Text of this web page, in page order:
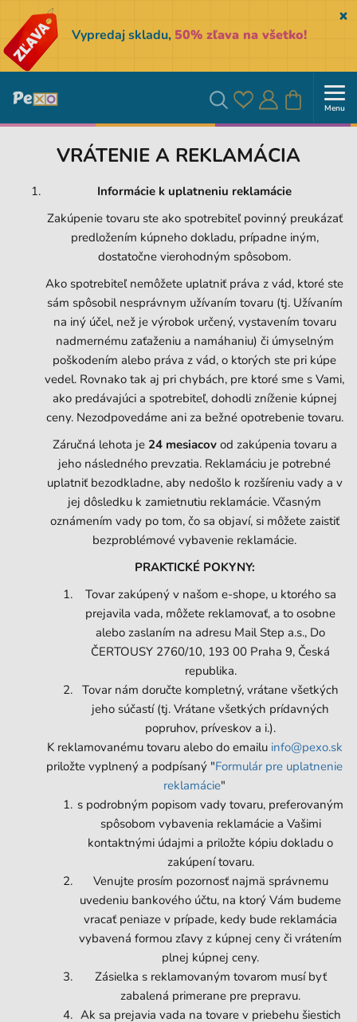
Vypredaj skladu, 50% zľava na všetko!
Vyhľadávanie
Obľúbené
Prihlásiť
Košík Menu
VRÁTENIE A REKLAMÁCIA
Informácie k uplatneniu reklamácie
Zakúpenie tovaru ste ako spotrebiteľ povinný preukázať
predložením kúpneho dokladu, prípadne iným,
dostatočne vierohodným spôsobom.
Ako spotrebiteľ nemôžete uplatniť práva z vád, ktoré ste
sám spôsobil nesprávnym užívaním tovaru (tj. Užívaním
na iný účel, než je výrobok určený, vystavením tovaru
nadmernému zaťaženiu a namáhaniu) či úmyselným
poškodením alebo práva z vád, o ktorých ste pri kúpe
vedel. Rovnako tak aj pri chybách, pre ktoré sme s Vami,
ako predávajúci a spotrebiteľ, dohodli zníženie kúpnej
ceny. Nezodpovedáme ani za bežné opotrebenie tovaru.
Záručná lehota je 24 mesiacovod zakúpenia tovaru a
jeho následného prevzatia. Reklamáciu je potrebné
uplatniť bezodkladne, aby nedošlo k rozšíreniu vady a v
jej dôsledku k zamietnutiu reklamácie. Včasným
oznámením vady po tom, čo sa objaví, si môžete zaistiť
bezproblémové vybavenie reklamácie.
PRAKTICKÉ POKYNY:
Tovar zakúpený v našom e-shope, u ktorého sa
prejavila vada, môžete reklamovať, a to osobne
alebo zaslaním na adresu Mail Step a.s., Do
ČERTOUSY 2760/10, 193 00 Praha 9, Česká
republika.
Tovar nám doručte kompletný, vrátane všetkých
jeho súčastí (tj. Vrátane všetkých prídavných
popruhov, príveskov a i.).
K reklamovanému tovaru alebo do emailu info@pexo.sk
priložte vyplnený a podpísaný "Formulár pre uplatnenie
reklamácie"
s podrobným popisom vady tovaru, preferovaným
spôsobom vybavenia reklamácie a Vašimi
kontaktnými údajmi a priložte kópiu dokladu o
zakúpení tovaru.
Venujte prosím pozornosť najmä správnemu
uvedeniu bankového účtu, na ktorý Vám budeme
vracať peniaze v prípade, kedy bude reklamácia
vybavená formou zľavy z kúpnej ceny či vrátením
plnej kúpnej ceny.
Zásielka s reklamovaným tovarom musí byť
zabalená primerane pre prepravu.
Ak sa prejavia vada na tovare v priebehu šiestich